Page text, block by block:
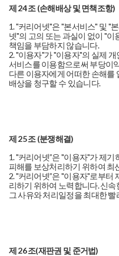
제 24 조 (손해배상 및 면책조항)
1. "커리어넷"은 "본서비스" 및 "
넷"의 고의 또는 과실이 없이 "
책임을 부담하지 않습니다.
2. "이용자"가 "이용자"의 실제
서비스를 이용함으로써 부당이
다른 이용자에게 어떠한 손해를
배상을 청구할 수 있습니다.
제 25 조 (분쟁해결)
1. "커리어넷”은 "이용자"가 제
피해를 보상처리하기 위하여 최
2. "커리어넷”은 "이용자"로부터
리하기 위하여 노력합니다. 신
그 사유와 처리일정을 최대한 빨
제 26 조(재판권 및 준거법)